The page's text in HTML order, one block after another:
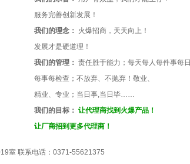
服务完善创新发展！
我们的理念： 火爆招商，天天向上！
发展才是硬道理！
我们的管理： 责任胜于能力；每天每人每件事每日
每事每检查；不放弃、不抛弃！敬业、
精业、专业；当日事,当日毕……
我们的目标： 让代理商找到火爆产品！
让厂商招到更多代理商！
室 联系电话：0371-55621375